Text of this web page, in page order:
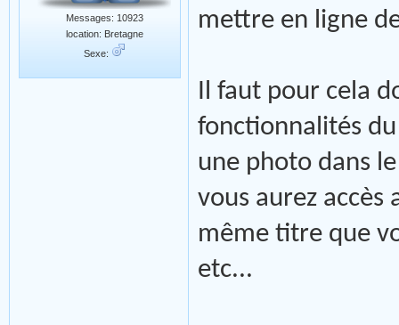
Messages: 10923
location: Bretagne
Sexe:
mettre en ligne
Il faut pour cela
fonctionnalités
une photo dans
vous aurez accès
même titre que
etc...